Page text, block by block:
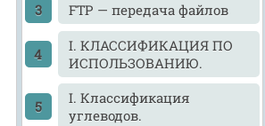
FTP — передача файлов
I. КЛАССИФИКАЦИЯ ПО
ИСПОЛЬЗОВАНИЮ.
I. Классификация
углеводов.